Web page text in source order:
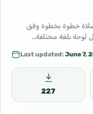
خطوة بخطوة وفق
لوحة بلغة مختلفة…
Last updated:June 7,
227